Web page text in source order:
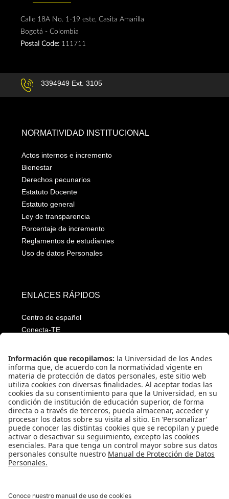
Calle 18A No. 1-19 este, Casita Amarilla
Bogotá - Colombia
Postal Code: 111711
3394949 Ext. 3105
NORMATIVIDAD INSTITUCIONAL
Actos internos e incremento
Bienestar
Derechos pecunarios
Estatuto Docente
Estatuto general
Ley de transparencia
Porcentaje de incremento
Reglamentos de estudiantes
Uso de datos Personales
ENLACES RÁPIDOS
Centro de español
Conecta-TE
Emergencias: Extensión 0000
Eventos destacados
Mapa del Sitio
Multimedia
Noticias
Preguntas frecuentes
Póliza estudiantil Uniandina